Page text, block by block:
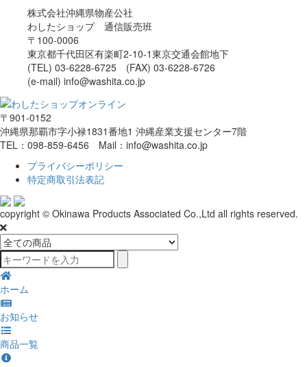
株式会社沖縄県物産公社
わしたショップ 通信販売班
〒100-0006
東京都千代田区有楽町2-10-1東京交通会館地下
(TEL) 03-6228-6725 (FAX) 03-6228-6726
(e-mail) info@washita.co.jp
〒901-0152
沖縄県那覇市字小禄1831番地1 沖縄産業支援センター7階
TEL：098-859-6456 Mail：info@washita.co.jp
プライバシーポリシー
特定商取引法表記
copyright © Okinawa Products Associated Co.,Ltd all rights reserved.
ホーム
お知らせ
商品一覧